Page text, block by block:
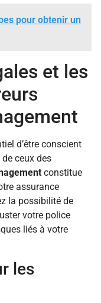
pour obtenir un
et les
d’être conscient
ceux des
constitue
assurance
la possibilité de
votre police
liés à votre
les